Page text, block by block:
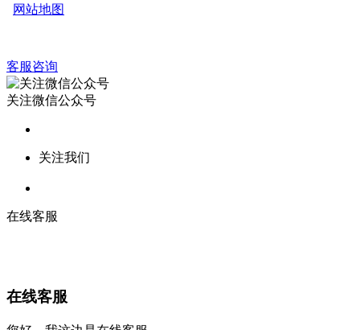
网站地图
客服咨询
关注微信公众号
关注我们
在线客服
在线客服